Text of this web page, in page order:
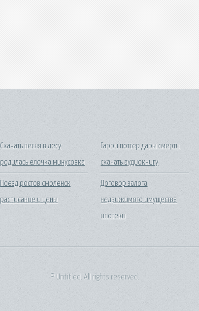
Скачать песня в лесу
родилась елочка минусовка
Поезд ростов смоленск
расписание и цены
Гарри поттер дары смерти
скачать аудиокнигу
Договор залога
недвижимого имущества
ипотеки
© Untitled. All rights reserved.